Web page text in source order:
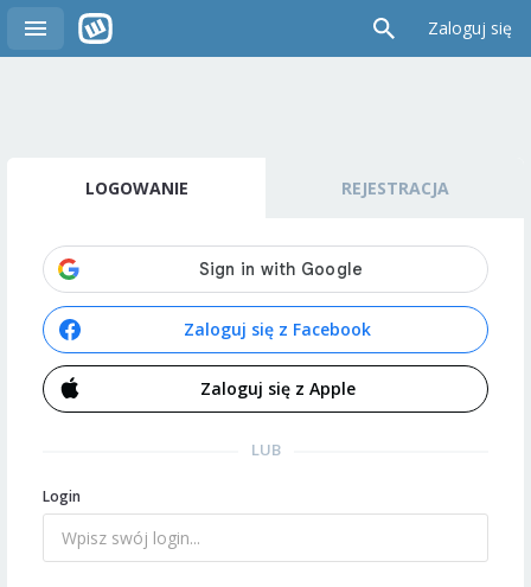
Zaloguj się
LOGOWANIE REJESTRACJA
Zaloguj się z Facebook
Zaloguj się z Apple
LUB
Login